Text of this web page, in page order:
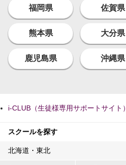
福岡県 佐賀県
熊本県 大分県
鹿児島県 沖縄県
i-CLUB（生徒様専用サポートサイト）
スクールを探す
北海道・東北